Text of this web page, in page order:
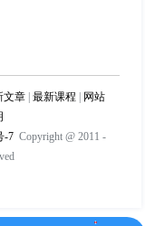
文章 最新课程
网站
-7 Copyright @ 2011 -
1